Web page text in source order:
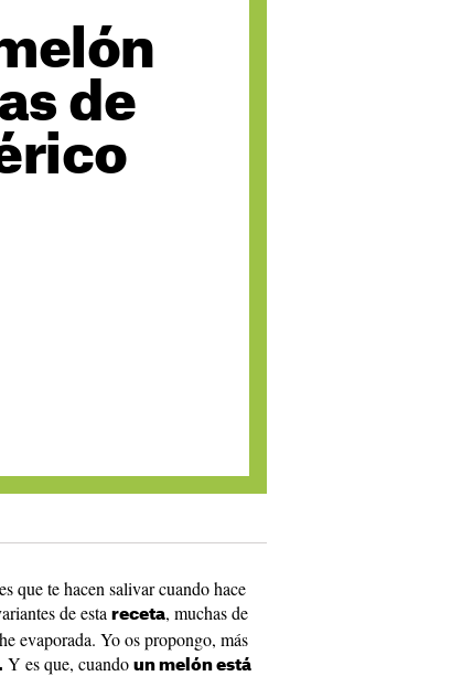
de
que te hacen salivar cuando hace
de esta receta, muchas de
evaporada. Yo os propongo, más
Y es que, cuando un melón está